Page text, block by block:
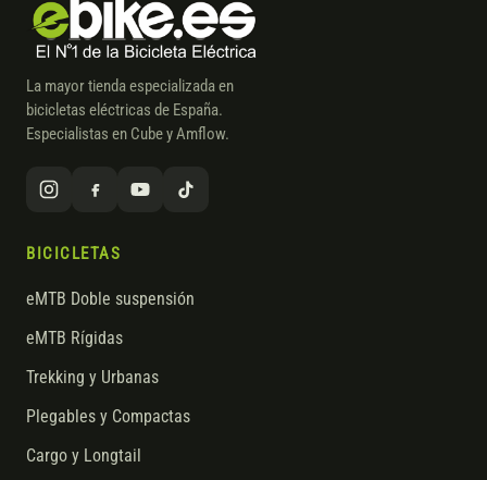
La mayor tienda especializada en
bicicletas eléctricas de España.
Especialistas en Cube y Amflow.
BICICLETAS
eMTB Doble suspensión
eMTB Rígidas
Trekking y Urbanas
Plegables y Compactas
Cargo y Longtail